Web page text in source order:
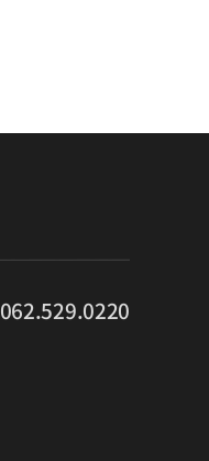
062.529.0220